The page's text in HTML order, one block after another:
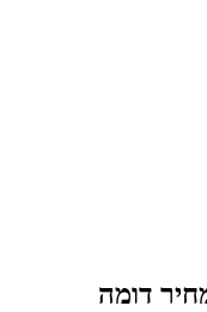
דומה